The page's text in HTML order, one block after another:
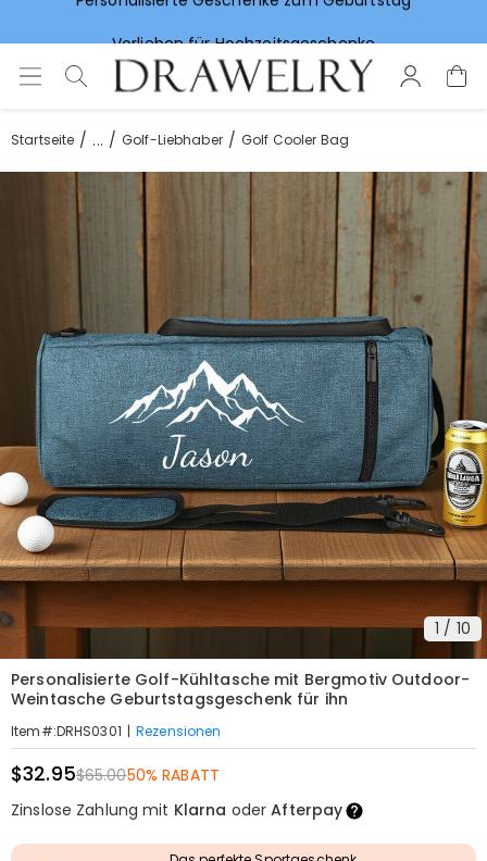
Startseite ... Golf-Liebhaber Golf Cooler Bag
1 / 10
Personalisierte Golf-Kühltasche mit Bergmotiv Outdoor-
Weintasche Geburtstagsgeschenk für ihn
Item#:DRHS0301 | Rezensionen
$32.95$65.0050% RABATT
Zinslose Zahlung mit Klarna oderAfterpay